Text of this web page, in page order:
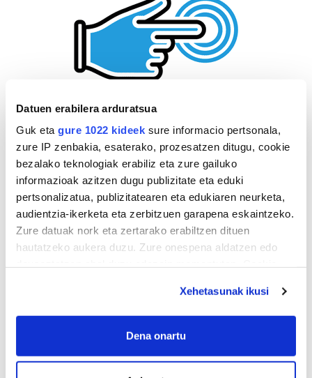
Datuen erabilera arduratsua
Guk eta gure 1022 kideek sure informacio pertsonala,
zure IP zenbakia, esaterako, prozesatzen ditugu, cookie
bezalako teknologiak erabiliz eta zure gailuko
informazioak azitzen dugu publizitate eta eduki
pertsonalizatua, publizitatearen eta edukiaren neurketa,
audientzia-ikerketa eta zerbitzuen garapena eskaintzeko.
Zure datuak nork eta zertarako erabiltzen dituen
hautatzeko aukera duzu. Zure onespena aldatzen edo
If you allow, we would also like to:
Collect information about your geographical
Xehetasunak ikusi
Dena onartu